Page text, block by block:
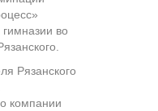
во
Рязанского
компании